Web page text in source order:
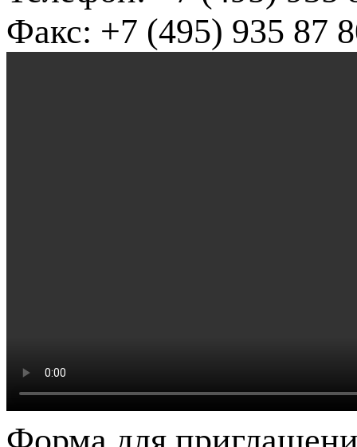
Факс: +7 (495) 935 87